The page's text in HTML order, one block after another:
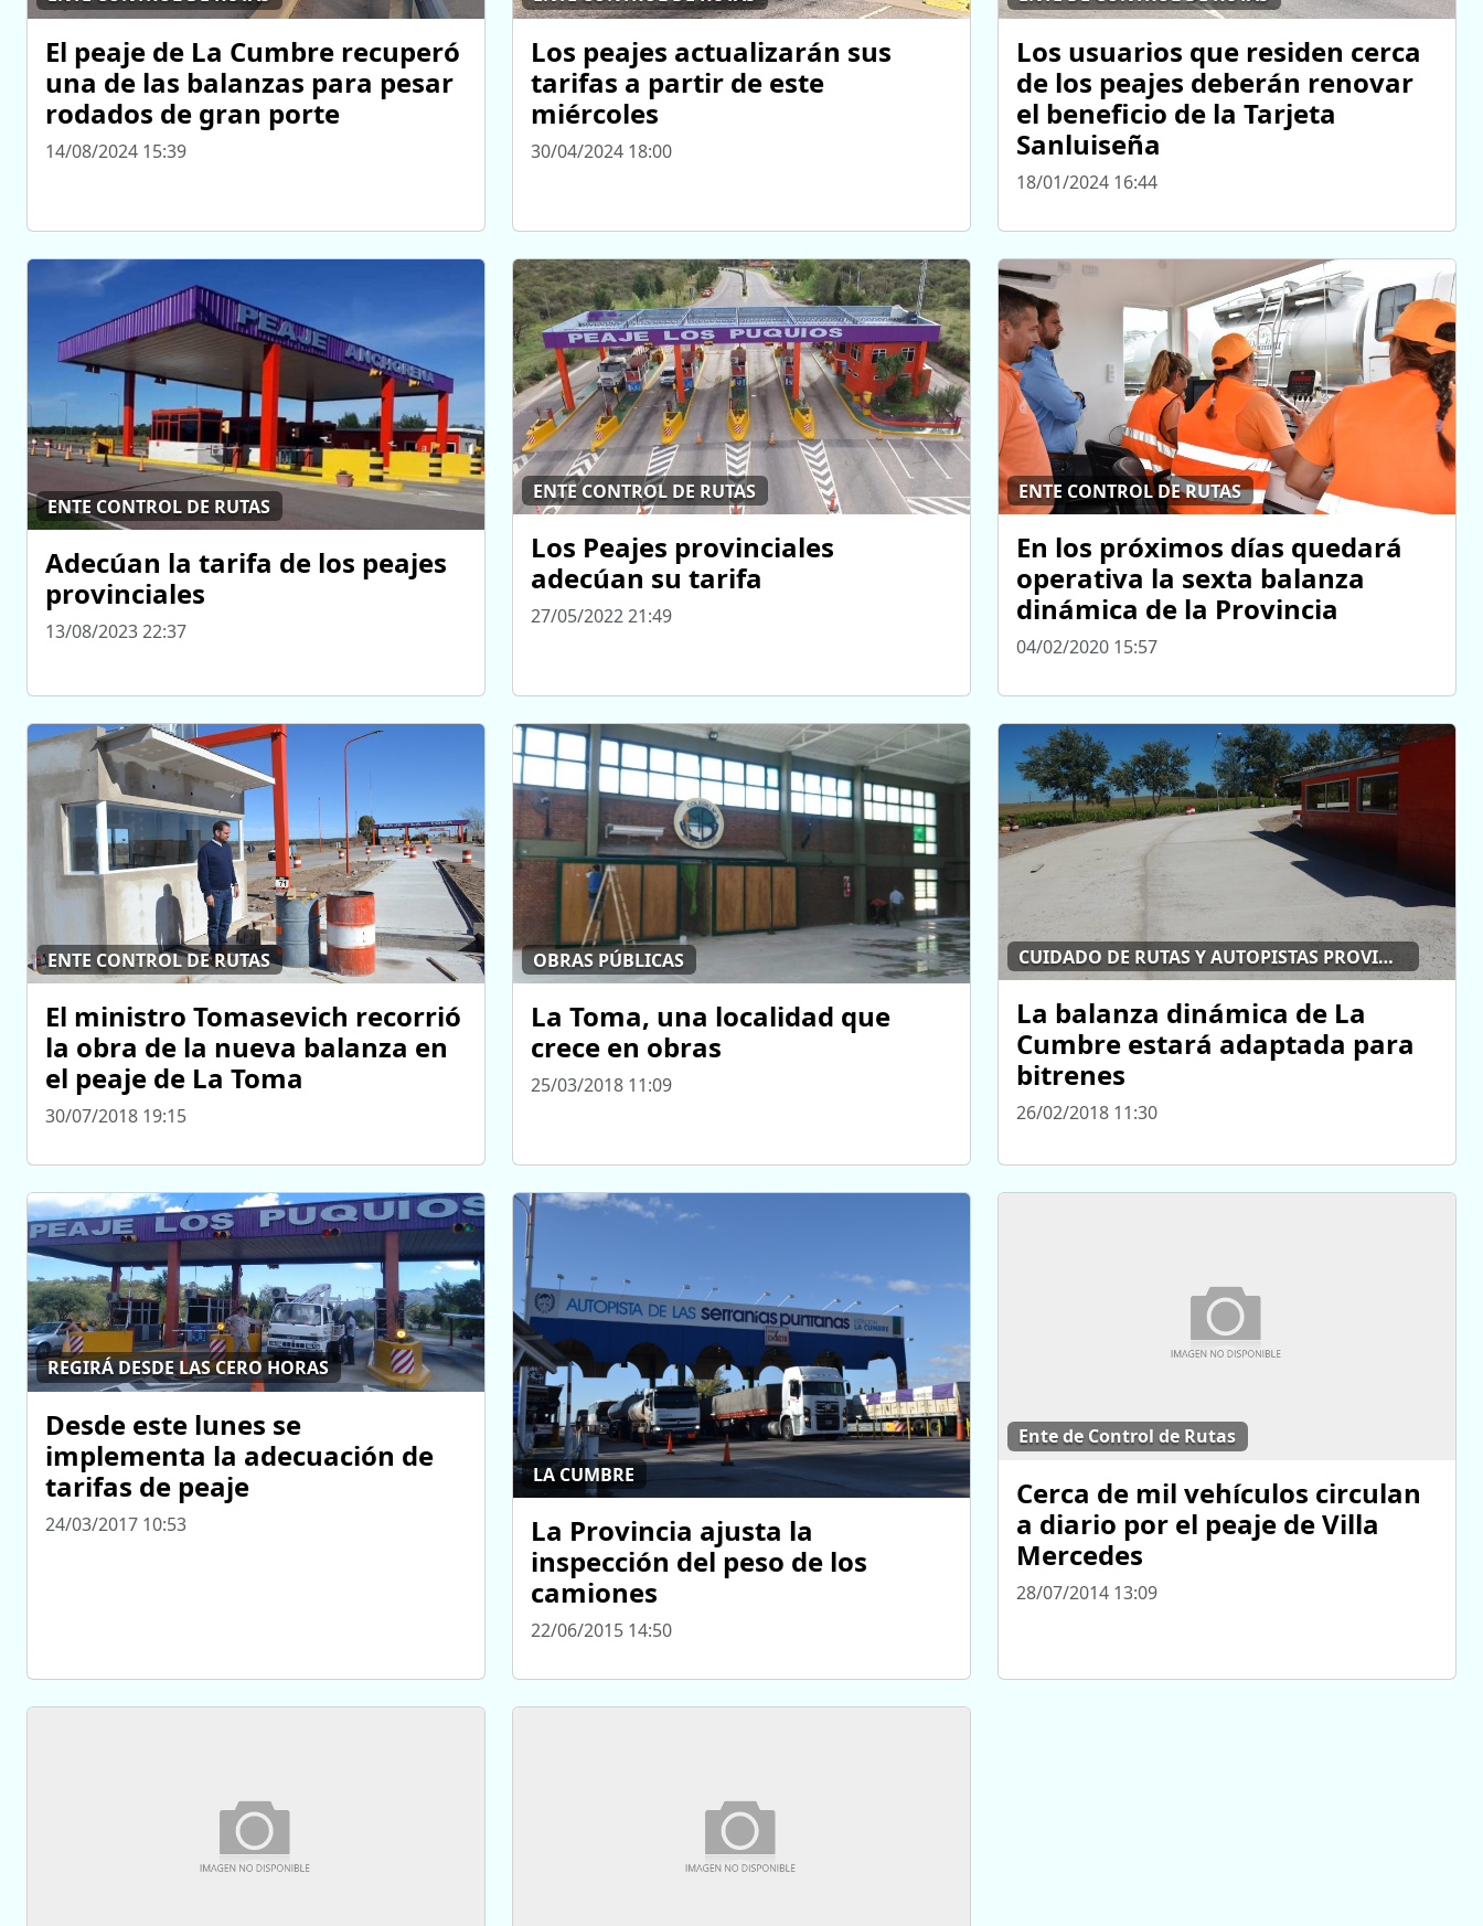
El peaje de La Cumbre recuperó
una de las balanzas para pesar
rodados de gran porte
14/08/2024 15:39
Los peajes actualizarán sus
tarifas a partir de este
miércoles
30/04/2024 18:00
Los usuarios que residen cerca
de los peajes deberán renovar
el beneficio de la Tarjeta
Sanluiseña
18/01/2024 16:44
ENTE CONTROL DE RUTAS
Adecúan la tarifa de los peajes
provinciales
13/08/2023 22:37
ENTE CONTROL DE RUTAS
Los Peajes provinciales
adecúan su tarifa
27/05/2022 21:49
ENTE CONTROL DE RUTAS
En los próximos días quedará
operativa la sexta balanza
dinámica de la Provincia
04/02/2020 15:57
ENTE CONTROL DE RUTAS
El ministro Tomasevich recorrió
la obra de la nueva balanza en
el peaje de La Toma
30/07/2018 19:15
OBRAS PÚBLICAS
La Toma, una localidad que
crece en obras
25/03/2018 11:09
CUIDADO DE RUTAS Y AUTOPISTAS PROVINCIALES
La balanza dinámica de La
Cumbre estará adaptada para
bitrenes
26/02/2018 11:30
REGIRÁ DESDE LAS CERO HORAS
Desde este lunes se
implementa la adecuación de
tarifas de peaje
24/03/2017 10:53
LA CUMBRE
La Provincia ajusta la
inspección del peso de los
camiones
22/06/2015 14:50
Ente de Control de Rutas
Cerca de mil vehículos circulan
a diario por el peaje de Villa
Mercedes
28/07/2014 13:09